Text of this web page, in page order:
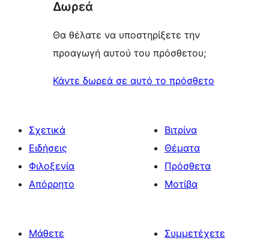
Δωρεά
Θα θέλατε να υποστηρίξετε την
προαγωγή αυτού του πρόσθετου;
Κάντε δωρεά σε αυτό το πρόσθετο
Σχετικά
Ειδήσεις
Φιλοξενία
Απόρρητο
Βιτρίνα
Θέματα
Πρόσθετα
Μοτίβα
Μάθετε
Συμμετέχετε